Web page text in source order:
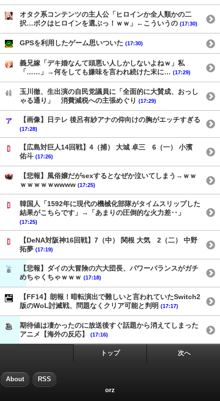
オタク系コンテンツの主人公「ヒロインか全人類かの二
択…ボクはヒロインを選ぶっ！ｗｗ」←こういうの (17:30)
GPSを利用したゲーム思いついた (17:30)
義兄嫁「デキ婚なんて頭悪い人しかしないよねｗ」私
「……」→何をしても嫌味を言われ続けた末に… (17:29)
玉川徹、生出演の自民党議員に「全面的に大賛成、おっし
ゃる通り」 消費減税への主張めぐり (17:29)
【画像】日テレ 後呂有紗アナの仰向けの胸がエッチすぎる
(17:28)
【広島対巨人14回戦】4（捕） 大城 卓三 6（一） 小濱
佑斗 (17:26)
【悲報】風俗嬢だがsexするとなぜか泣いてしまう→ｗｗ
ｗｗｗｗｗwwww (17:25)
韓国人「1592年に現代の機械化部隊がタイムスリップした
結果がこちらです」→「あまりの圧倒的な火力差‥」
(17:25)
【DeNA対阪神16回戦】7（中） 関根 大気 2（二） 中野
拓夢 (17:19)
【悲報】ダイの大冒険の六大団長、パワーバランスがガチ
めちゃくちゃｗｗｗ (17:18)
【FF14】朗報！暗転演出で難しいと言われていたSwitch2
版のWoL討滅戦、問題なくクリア可能と判明 (17:17)
期待値は凄かったのに放送後すぐ話題から消えてしまった
アニメ【海外の反応】
(17:16)
トップ 次へ
About RSS
orz